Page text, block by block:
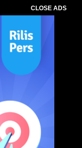
CLOSE ADS